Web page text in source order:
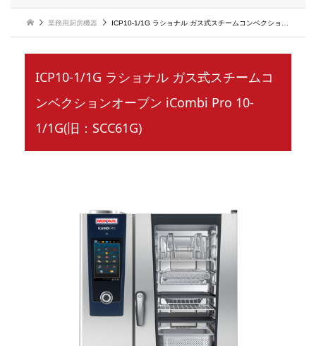
業務用厨房機器 ICP10-1/1G ラショナル ガス式スチームコンベクションオーブン iCombi Pro 10-1/1G(旧：SCC61G)
ICP10-1/1G ラショナル ガス式スチームコ
ンベクションオーブン iCombi Pro 10-
1/1G(旧：SCC61G)